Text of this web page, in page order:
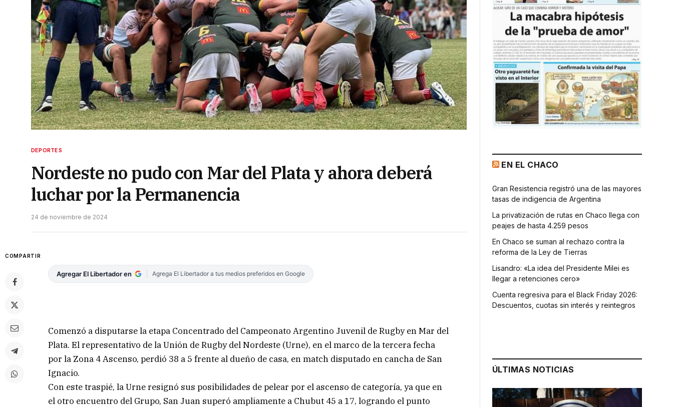
DEPORTES
Nordeste no pudo con Mar del Plata y ahora deberá
luchar por la Permanencia
24 de noviembre de 2024
COMPARTIR
Agregar El Libertador en Agrega El Libertador a tus medios preferidos en Google
Comenzó a disputarse la etapa Concentrado del Campeonato Argentino Juvenil de Rugby en Mar del
Plata. El representativo de la Unión de Rugby del Nordeste (Urne), en el marco de la tercera fecha
por la Zona 4 Ascenso, perdió 38 a 5 frente al dueño de casa, en match disputado en cancha de San
Ignacio.
Con este traspié, la Urne resignó sus posibilidades de pelear por el ascenso de categoría, ya que en
el otro encuentro del Grupo, San Juan superó ampliamente a Chubut 45 a 17, logrando el punto
EN EL CHACO
Gran Resistencia registró una de las mayores
tasas de indigencia de Argentina
La privatización de rutas en Chaco llega con
peajes de hasta 4.259 pesos
En Chaco se suman al rechazo contra la
reforma de la Ley de Tierras
Lisandro: «La idea del Presidente Milei es
llegar a retenciones cero»
Cuenta regresiva para el Black Friday 2026:
Descuentos, cuotas sin interés y reintegros
ÚLTIMAS NOTICIAS